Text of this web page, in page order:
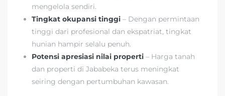
mengelola sendiri.
Tingkat okupansi tinggi – Dengan permintaan
tinggi dari profesional dan ekspatriat, tingkat
hunian hampir selalu penuh.
Potensi apresiasi nilai properti – Harga tanah
dan properti di Jababeka terus meningkat
seiring dengan pertumbuhan kawasan.